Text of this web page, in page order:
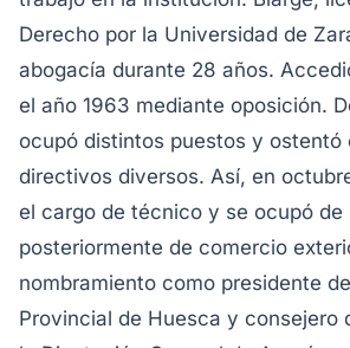
Derecho por la Universidad de
abogacía durante 28 años.
el año 1963 mediante oposición.
ocupó distintos puestos y ostentó
directivos diversos. Así, en
el cargo de técnico y se ocupó de
posteriormente de comercio
nombramiento como presidente
Provincial de Huesca y consejero